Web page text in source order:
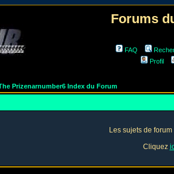
Forums
FAQ
Profil
Prizenarnumber6 Index du Forum
Les sujets de
Cliquez